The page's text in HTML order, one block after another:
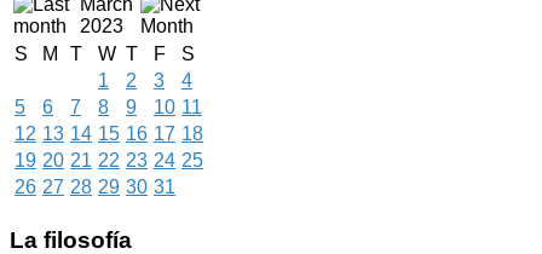
2023
S
M T W T F
S
1
2 3
4
5
6 7 8 9 10 11
12 13 14 15 16 17 18
19 20 21 22 23 24 25
26 27 28 29 30 31
La filosofía